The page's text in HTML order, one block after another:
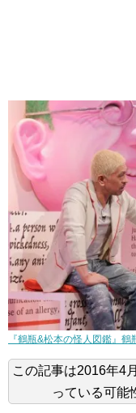
『鶴瓶&松本の怪人図鑑』
この記事は2016年4
っている可能